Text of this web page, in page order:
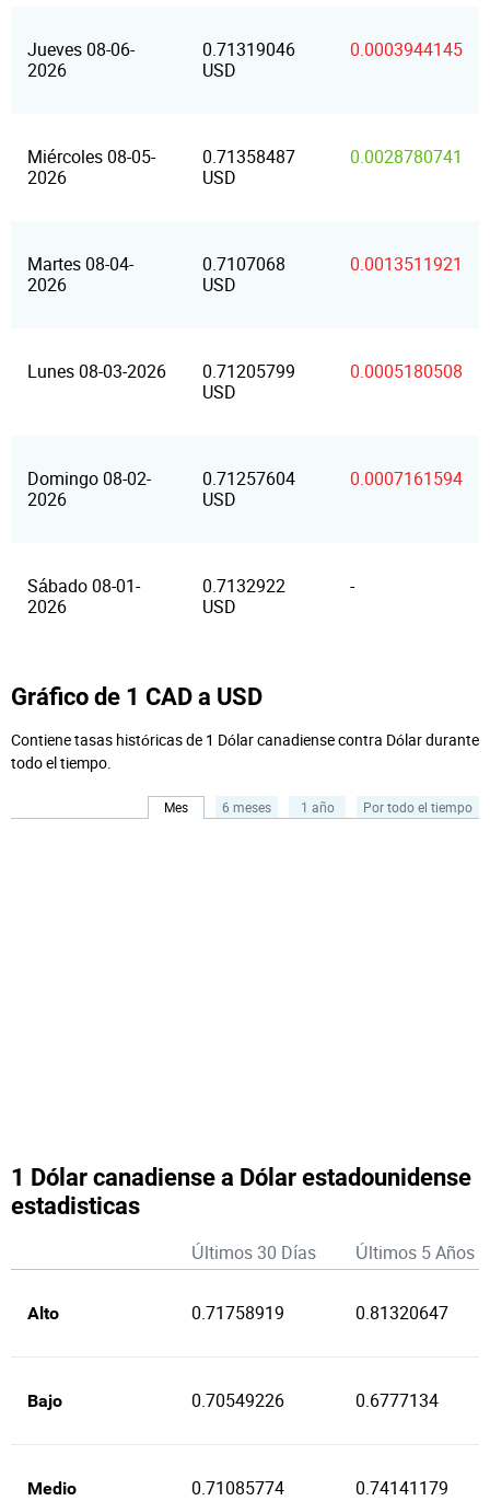
Jueves 08-06-
2026
0.71319046
USD
0.0003944145
Miércoles 08-05-
2026
0.71358487
USD
0.0028780741
Martes 08-04-
2026
0.7107068
USD
0.0013511921
Lunes 08-03-2026
0.71205799
USD
0.0005180508
Domingo 08-02-
2026
0.71257604
USD
0.0007161594
Sábado 08-01-
2026
0.7132922
USD
-
Gráfico de 1 CAD a USD
Contiene tasas históricas de 1 Dólar canadiense contra Dólar durante
todo el tiempo.
Mes 6 meses 1 año Por todo el tiempo
1 Dólar canadiense a Dólar estadounidense
estadisticas
Últimos 30 Días Últimos 5 Años
Alto 0.71758919 0.81320647
Bajo 0.70549226 0.6777134
Medio 0.71085774 0.74141179